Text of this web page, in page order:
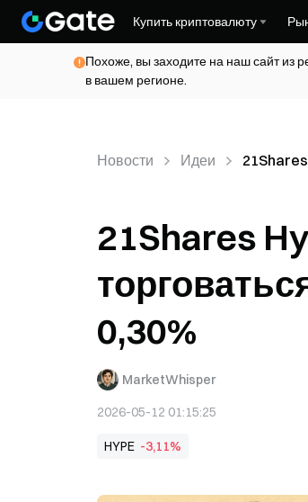
Купить криптовалюту
Похоже, вы заходите на наш сайт из
в вашем регионе.
Новости Идеи 21Shares
21Shares
0,30%
MarketWhisper
2026-05-12 01:15:25
HYPE -3,11%